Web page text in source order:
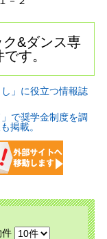
&ダンス専
す。
」に役立つ情報誌
で奨学金制度を調
掲載。